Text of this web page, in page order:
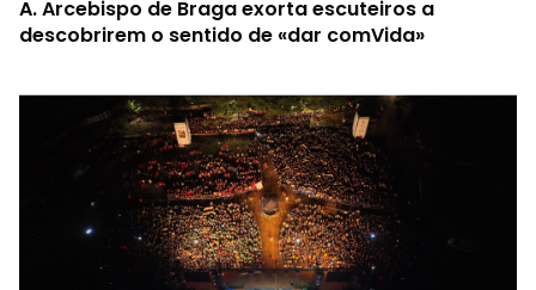
A.Arcebispo de Braga exorta escuteiros a
descobrirem o sentido de «dar comVida»